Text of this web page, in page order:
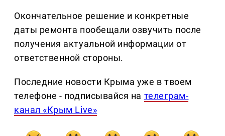
Окончательное решение и конкретные
даты ремонта пообещали озвучить после
получения актуальной информации от
ответственной стороны.
Последние новости Крыма уже в твоем
телефоне - подписывайся на телеграм-
канал «Крым Live»